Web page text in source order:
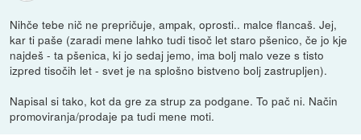
Nihče tebe nič ne prepričuje, ampak, oprosti.. malce flancaš. Jej,
kar ti paše (zaradi mene lahko tudi tisoč let staro pšenico, če jo kje
najdeš - ta pšenica, ki jo sedaj jemo, ima bolj malo veze s tisto
izpred tisočih let - svet je na splošno bistveno bolj zastrupljen).
Napisal si tako, kot da gre za strup za podgane. To pač ni. Način
promoviranja/prodaje pa tudi mene moti.